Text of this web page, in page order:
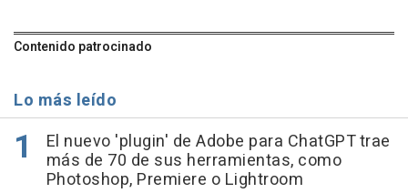
Contenido patrocinado
Lo más leído
El nuevo 'plugin' de Adobe para ChatGPT trae
más de 70 de sus herramientas, como
Photoshop, Premiere o Lightroom